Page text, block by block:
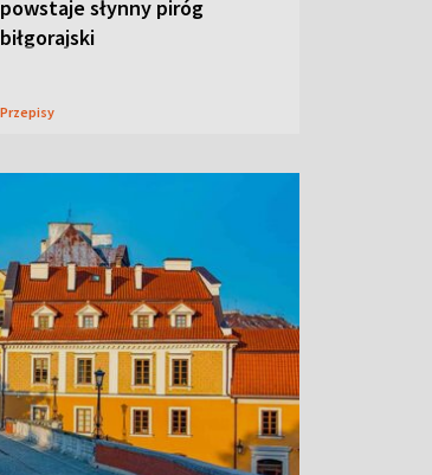
powstaje słynny piróg
biłgorajski
Przepisy